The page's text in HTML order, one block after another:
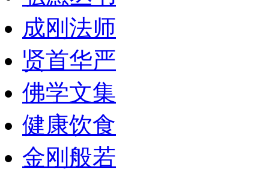
成刚法师
贤首华严
佛学文集
健康饮食
金刚般若